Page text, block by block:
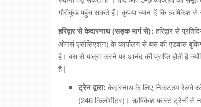
गौरीकुंड पहुंच सकते हैं। कृपया ध्यान दें कि ऋषिकेश से
हरिद्वार से केदारनाथ (सड़क मार्ग से): हरिद्वार से
ओनर्स एसोसिएशन) के कार्यालय से बस की एडवांस
है। बस से यात्रा करने पर आनंद की प्राप्ति होती है
है |
ट्रेन द्वारा: केदारनाथ के लिए निकटतम रेलवे
(246 किलोमीटर)। ऋषिकेश फास्ट ट्रेनों से